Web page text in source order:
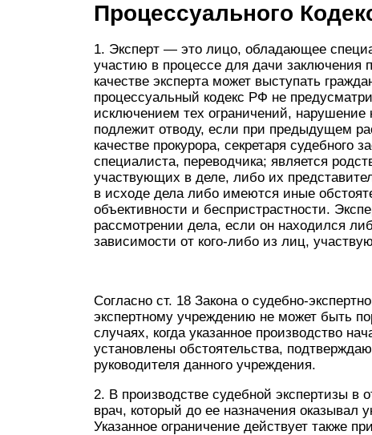
Процессуального
1. Эксперт — это лицо, обладающее
участию в процессе для дачи
качестве эксперта может выступать
процессуальный кодекс РФ не
исключением тех ограничений, нарушение
подлежит отводу, если при предыдущем
качестве прокурора, секретаря судебного
специалиста, переводчика; является
участвующих в деле, либо их
в исходе дела либо имеются иные
объективности и беспристрастности.
рассмотрении дела, если он находился
зависимости от кого-либо из лиц,
Согласно ст. 18 Закона о судебно-
экспертному учреждению не может быть
случаях, когда указанное производство
установлены обстоятельства,
руководителя данного учреждения.
2. В производстве судебной экспертизы в
врач, который до ее назначения
Указанное ограничение действует также